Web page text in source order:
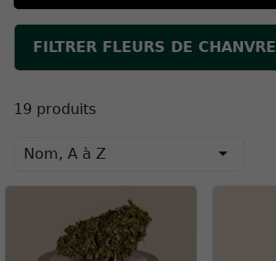
FILTRER FLEURS DE CHANVRE
19 produits
Nom, A à Z 